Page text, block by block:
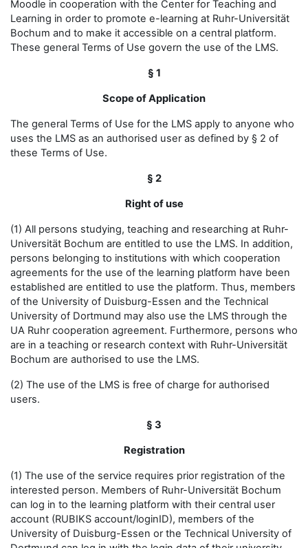
Moodle in cooperation with the Center for Teaching and
Learning in order to promote e-learning at Ruhr-Universität
Bochum and to make it accessible on a central platform.
These general Terms of Use govern the use of the LMS.
§ 1
Scope of Application
The general Terms of Use for the LMS apply to anyone who
uses the LMS as an authorised user as defined by § 2 of
these Terms of Use.
§ 2
Right of use
(1) All persons studying, teaching and researching at Ruhr-
Universität Bochum are entitled to use the LMS. In addition,
persons belonging to institutions with which cooperation
agreements for the use of the learning platform have been
established are entitled to use the platform. Thus, members
of the University of Duisburg-Essen and the Technical
University of Dortmund may also use the LMS through the
UA Ruhr cooperation agreement. Furthermore, persons who
are in a teaching or research context with Ruhr-Universität
Bochum are authorised to use the LMS.
(2) The use of the LMS is free of charge for authorised
users.
§ 3
Registration
(1) The use of the service requires prior registration of the
interested person. Members of Ruhr-Universität Bochum
can log in to the learning platform with their central user
account (RUBIKS account/loginID), members of the
University of Duisburg-Essen or the Technical University of